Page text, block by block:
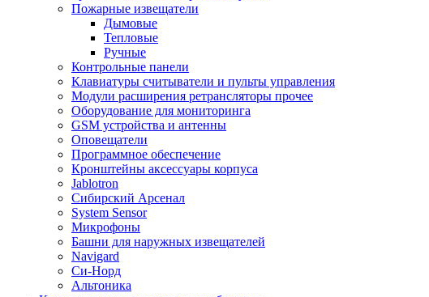
Пожарные извещатели
Дымовые
Тепловые
Ручные
Контрольные панели
Клавиатуры считыватели и пульты управления
Модули расширения ретрансляторы прочее
Оборудование для мониторинга
GSM устройства и антенны
Оповещатели
Программное обеспечение
Кронштейны аксессуары корпуса
Jablotron
Сибирский Арсенал
System Sensor
Микрофоны
Башни для наружных извещателей
Navigard
Си-Норд
Альтоника